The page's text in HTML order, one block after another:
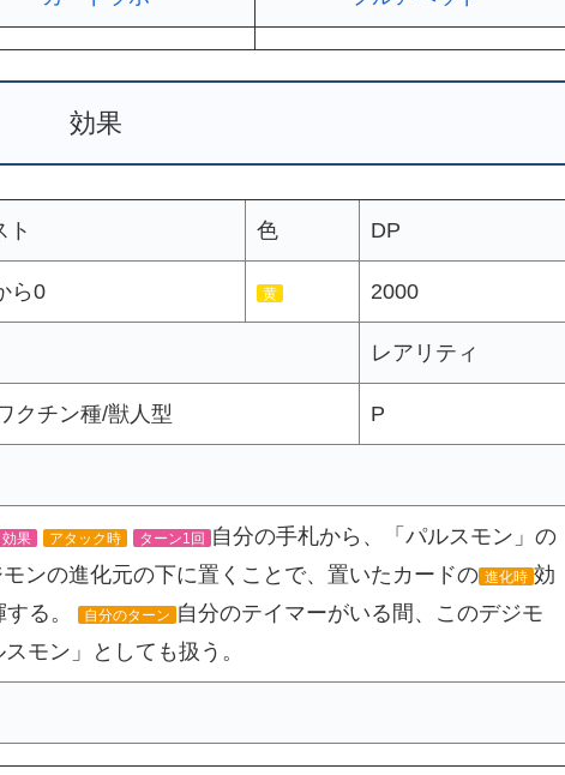
効果
ト 色 DP
ら0 黄 2000
レアリティ
クチン種/獣人型 P
効果 アタック時 ターン1回
自分の手札から、「パルスモン」の
ンの進化元の下に置くことで、置いたカードの 進化時 効
る。
自分のターン 自分のテイマーがいる間、このデジモ
モン」としても扱う。